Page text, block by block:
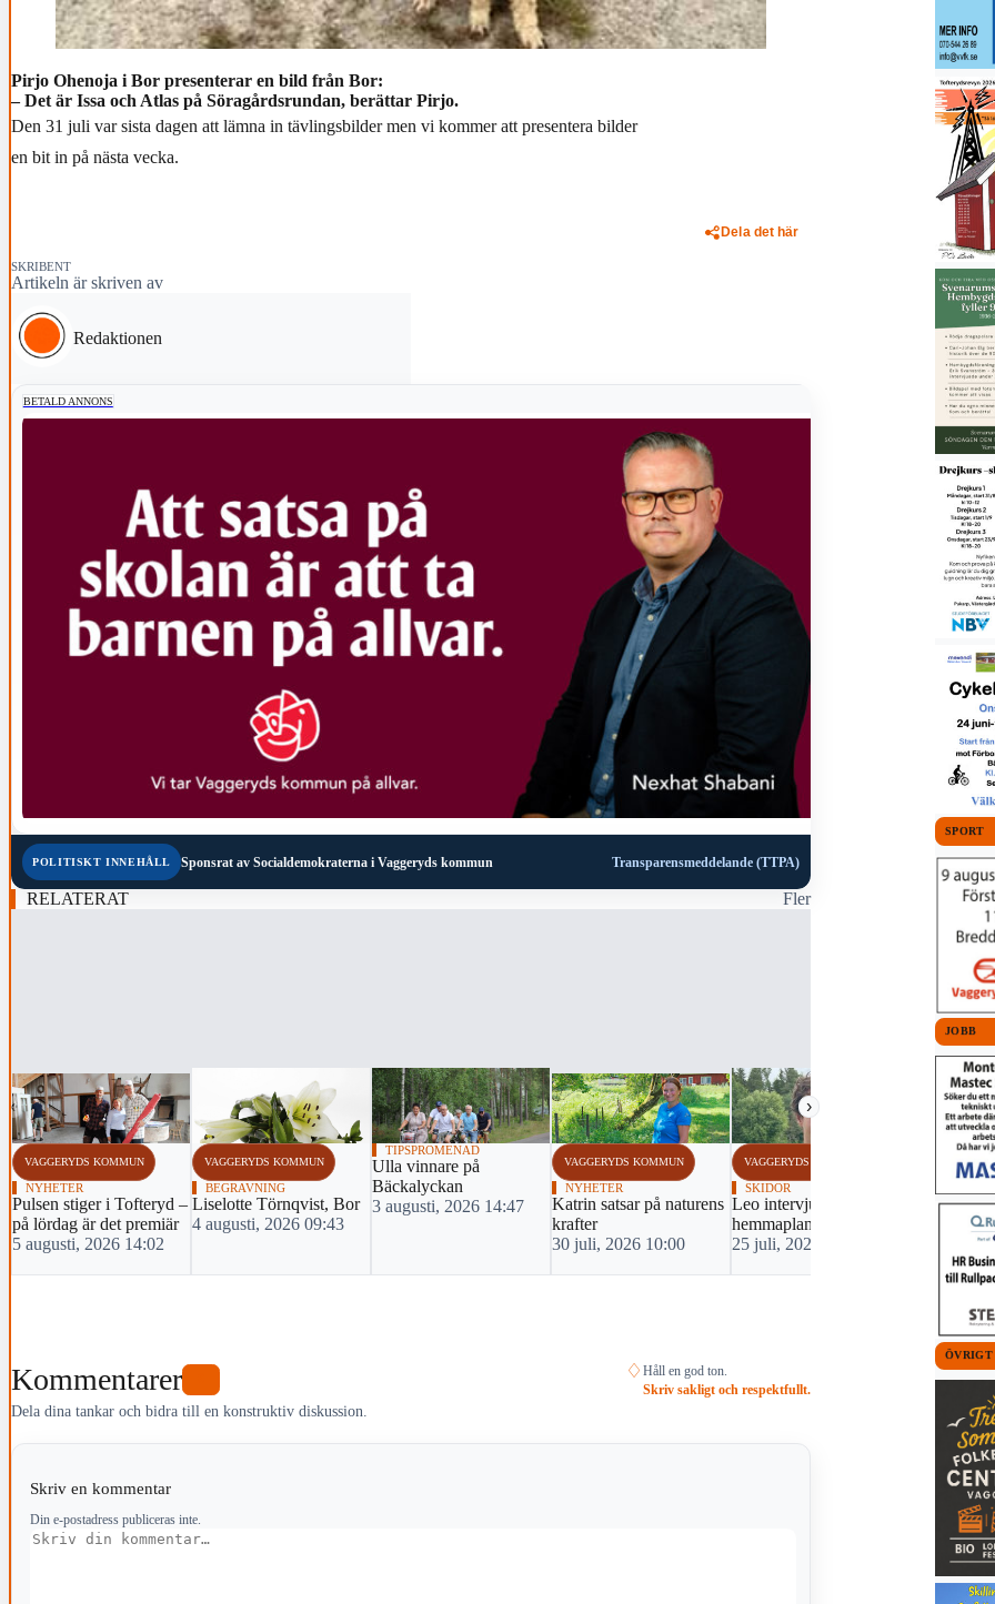
Pirjo Ohenoja i Bor presenterar en bild från Bor:
– Det är Issa och Atlas på Söragårdsrundan, berättar Pirjo.
Den 31 juli var sista dagen att lämna in tävlingsbilder men vi kommer att presentera bilder
en bit in på nästa vecka.
Dela det här
SKRIBENT
Artikeln är skriven av
Redaktionen
BETALD ANNONS
POLITISKT INNEHÅLL Sponsrat av Socialdemokraterna i Vaggeryds kommun Transparensmeddelande (TTPA)
RELATERAT Fler
‹ ›
VAGGERYDS KOMMUN
NYHETER
Pulsen stiger i Tofteryd –
på lördag är det premiär
5 augusti, 2026 14:02
VAGGERYDS KOMMUN
BEGRAVNING
Liselotte Törnqvist, Bor
4 augusti, 2026 09:43
TIPSPROMENAD
Ulla vinnare på
Bäckalyckan
3 augusti, 2026 14:47
VAGGERYDS KOMMUN
NYHETER
Katrin satsar på naturens
krafter
30 juli, 2026 10:00
VAGGERYDS KOMMUN
SKIDOR
Leo intervjuad på
hemmaplan
25 juli, 2026 13:15
Två lokala
O-Ringen
23 juli,
Kommentarer
Dela dina tankar och bidra till en konstruktiv diskussion.
♢ Håll en god ton.
Skriv sakligt och respektfullt.
Skriv en kommentar
Din e-postadress publiceras inte.
Kommentar
SPORT
JOBB
ÖVRIGT